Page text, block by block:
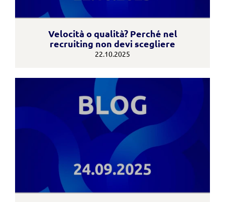
Velocità o qualità? Perché nel
recruiting non devi scegliere
22.10.2025